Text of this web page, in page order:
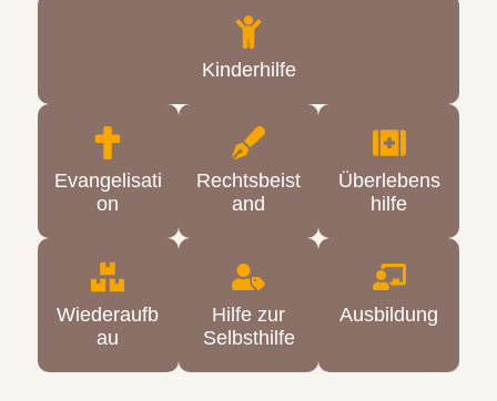
Kinderhilfe
Evangelisati
on
Rechtsbeist
and
Überlebens
hilfe
Wiederaufb
au
Hilfe zur
Selbsthilfe
Ausbildung